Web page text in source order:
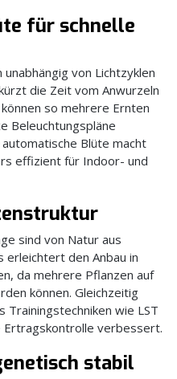
für schnelle
von Lichtzyklen
die Zeit vom Anwurzeln
so mehrere Ernten
Beleuchtungspläne
Blüte macht
effizient für Indoor- und
sind von Natur aus
erleichtert den Anbau in
da mehrere Pflanzen auf
können. Gleichzeitig
wie LST
Ertragskontrolle verbessert.
stabil